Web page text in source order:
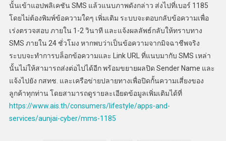
นั้นเข้าแอปพลิเคชัน SMS แล้วแนบภาพดังกล่าว ส่งไปที่เบอร์ 1185
โดยไม่ต้องพิมพ์ข้อความใดๆ เพิ่มเติม ระบบจะตอบกลับข้อความเพื่อ
เร่งตรวจสอบ ภายใน 1-2 วินาที และแจ้งผลลัพธ์กลับให้ทราบทาง
SMS ภายใน 24 ชั่วโมง หากพบว่าเป็นข้อความจากมิจฉาชีพจริง
ระบบจะทำการบล็อกข้อความและ Link URL ที่แนบมากับ SMS เหล่า
นั้นไม่ให้สามารถส่งต่อไปได้อีก พร้อมขยายผลปิด Sender Name และ
แจ้งไปยัง กสทช. และเครือข่ายปลายทางเพื่อปิดกั้นความเสี่ยงของ
ลูกค้าทุกท่าน โดยสามารถดูรายละเอียดข้อมูลเพิ่มเติมได้ที่
https://www.ais.th/consumers/lifestyle/apps-and-
services/aunjai-cyber/mms-1185